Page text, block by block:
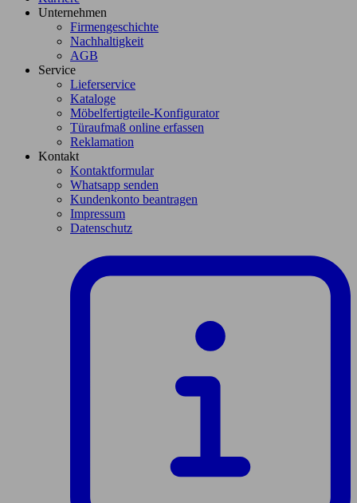
Unternehmen
Firmengeschichte
Nachhaltigkeit
AGB
Service
Lieferservice
Kataloge
Möbelfertigteile-Konfigurator
Türaufmaß online erfassen
Reklamation
Kontakt
Kontaktformular
Whatsapp senden
Kundenkonto beantragen
Impressum
Datenschutz